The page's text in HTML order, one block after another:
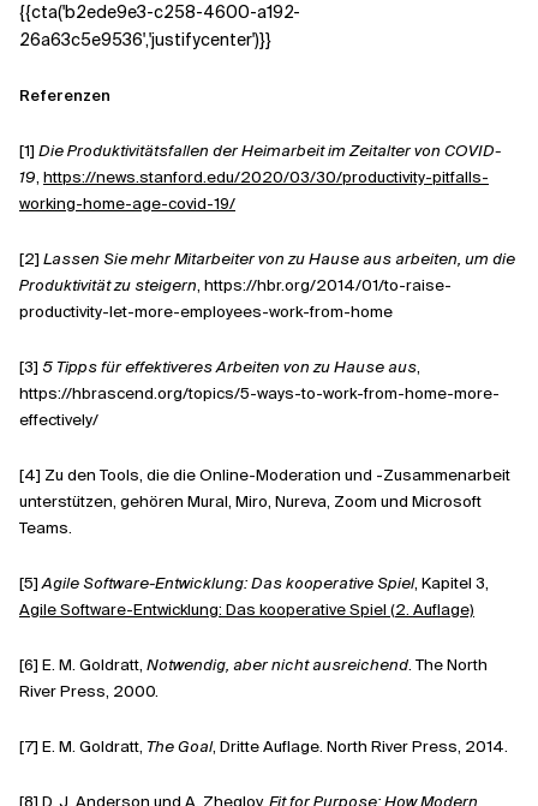
{{cta('b2ede9e3-c258-4600-a192-
26a63c5e9536','justifycenter')}}
Referenzen
[1] Die Produktivitätsfallen der Heimarbeit im Zeitalter von COVID-
19, https://news.stanford.edu/2020/03/30/productivity-pitfalls-
working-home-age-covid-19/
[2] Lassen Sie mehr Mitarbeiter von zu Hause aus arbeiten, um die
Produktivität zu steigern, https://hbr.org/2014/01/to-raise-
productivity-let-more-employees-work-from-home
[3] 5 Tipps für effektiveres Arbeiten von zu Hause aus,
https://hbrascend.org/topics/5-ways-to-work-from-home-more-
effectively/
[4] Zu den Tools, die die Online-Moderation und -Zusammenarbeit
unterstützen, gehören Mural, Miro, Nureva, Zoom und Microsoft
Teams.
[5]Agile Software-Entwicklung: Das kooperative Spiel, Kapitel 3,
Agile Software-Entwicklung: Das kooperative Spiel (2. Auflage)
[6] E. M. Goldratt, Notwendig, aber nicht ausreichend. The North
River Press, 2000.
[7] E. M. Goldratt, The Goal, Dritte Auflage. North River Press, 2014.